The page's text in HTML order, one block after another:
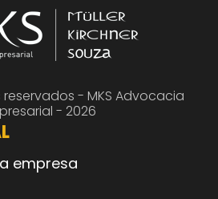
- MKS Advocacia
- 2026
empresa